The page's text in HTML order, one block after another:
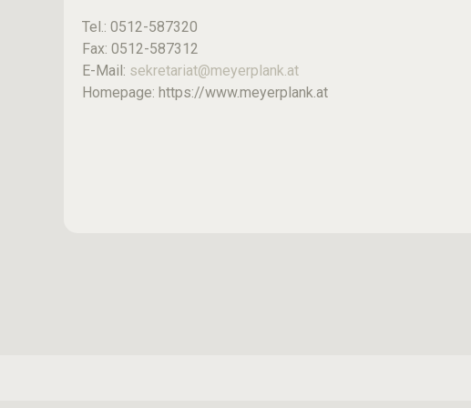
Tel.: 0512-587320
Fax: 0512-587312
E-Mail: sekretariat@meyerplank.at
Homepage: https://www.meyerplank.at